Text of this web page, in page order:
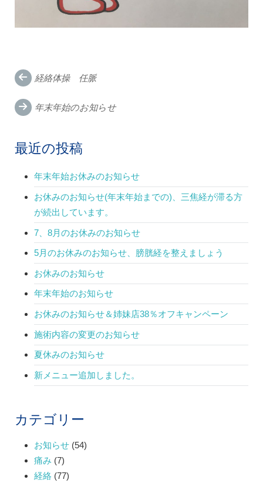
Post
navigation
経絡体操 任脈
年末年始のお知らせ
最近の投稿
年末年始お休みのお知らせ
お休みのお知らせ(年末年始までの)、三焦経が滞る方
が続出しています。
7、8月のお休みのお知らせ
5月のお休みのお知らせ、膀胱経を整えましょう
お休みのお知らせ
年末年始のお知らせ
お休みのお知らせ＆姉妹店38％オフキャンペーン
施術内容の変更のお知らせ
夏休みのお知らせ
新メニュー追加しました。
カテゴリー
お知らせ(54)
痛み (7)
経絡(77)